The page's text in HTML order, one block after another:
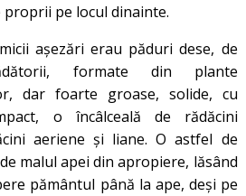
pe locul dinainte.
așezări erau păduri dese, de
formate din plante
dar foarte groase, solide, cu
o încâlceală de rădăcini
aeriene și liane. O astfel de
malul apei din apropiere, lăsând
pământul până la ape, deși pe